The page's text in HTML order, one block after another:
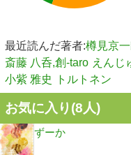
最近読んだ著者:樽見京
斎藤 八呑,創-taro えんじ
小紫 雅史
トルトネン
お気に入り(8人)
ずーか